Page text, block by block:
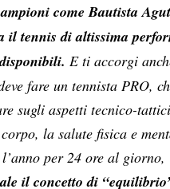
come Bautista
il tennis di altissima
E ti accorgi
fare un tennista PRO,
sugli aspetti tecnico-
la salute fisica e
per 24 ore al
il concetto di